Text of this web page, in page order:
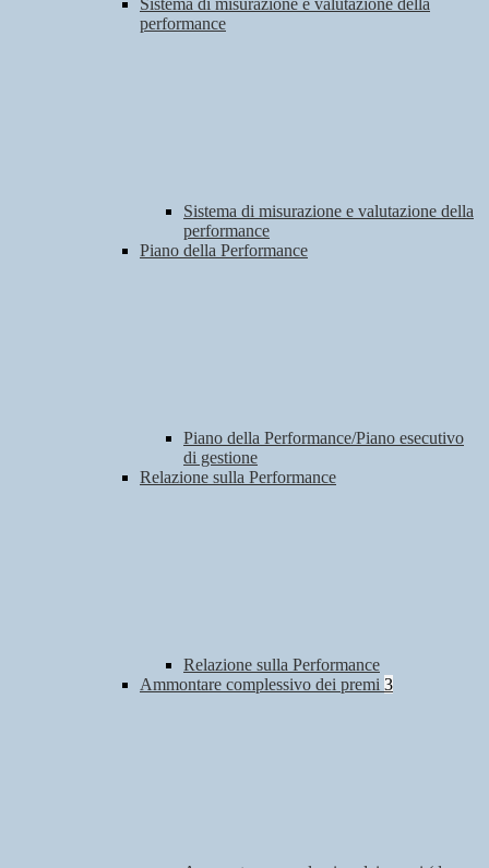
Sistema di misurazione e valutazione della
performance
Sistema di misurazione e valutazione della
performance
Piano della Performance
Piano della Performance/Piano esecutivo
di gestione
Relazione sulla Performance
Relazione sulla Performance
Ammontare complessivo dei premi 3